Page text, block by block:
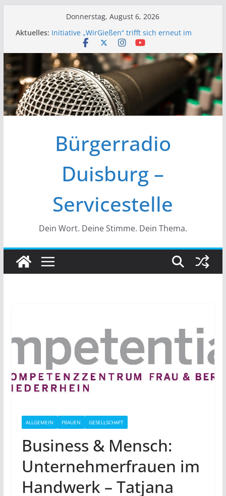
Donnerstag, August 6, 2026
Aktuelles: Initiative „WirGießen“ trifft sich erneut im
Medienforum
Wir der Bürgerfunk – Anonyme Alkoholiker
Wir stellen vor – Bürgerfunkgruppen im
Medienforum Duisburg
Erfolgreiche Vorstands- und
Mitgliederversammlung am 19.03.
Initiative „Wir Gießen“ Trifft sich zur
Finalisierung der Webseite
Bürgerradio
Duisburg –
Servicestelle
Dein Wort. Deine Stimme. Dein Thema.
ALLGEMEIN FRAUEN GESELLSCHAFT
Business & Mensch:
Unternehmerfrauen im
Handwerk – Tatjana